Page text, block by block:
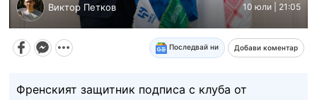
Виктор Петков 10 юли | 21:05
Последвай ни Добави коментар
Френският защитник подписа с клуба от